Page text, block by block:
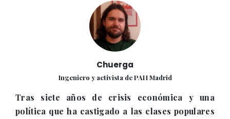
Chuerga
Ingeniero y activista de PAH Madrid
Tras siete años de crisis económica y una
política que ha castigado a las clases populares